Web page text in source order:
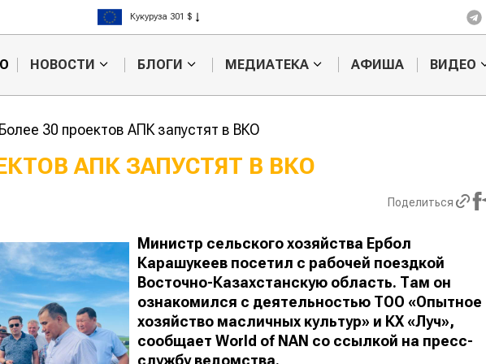
Рис 408 $
Пшеница 423 $
НОВОСТИ БЛОГИ МЕДИАТЕКА АФИША ВИДЕО
Более 30 проектов АПК запустят в ВКО
АПК ЗАПУСТЯТ В ВКО
Поделиться
Министр сельского хозяйства Ербол
Карашукеев посетил с рабочей поездкой
Восточно-Казахстанскую область. Там он
ознакомился с деятельностью ТОО «Опытное
хозяйство масличных культур» и КХ «Луч»,
сообщает World of NAN со ссылкой на пресс-
службу ведомства.
авиатоплива
войны: